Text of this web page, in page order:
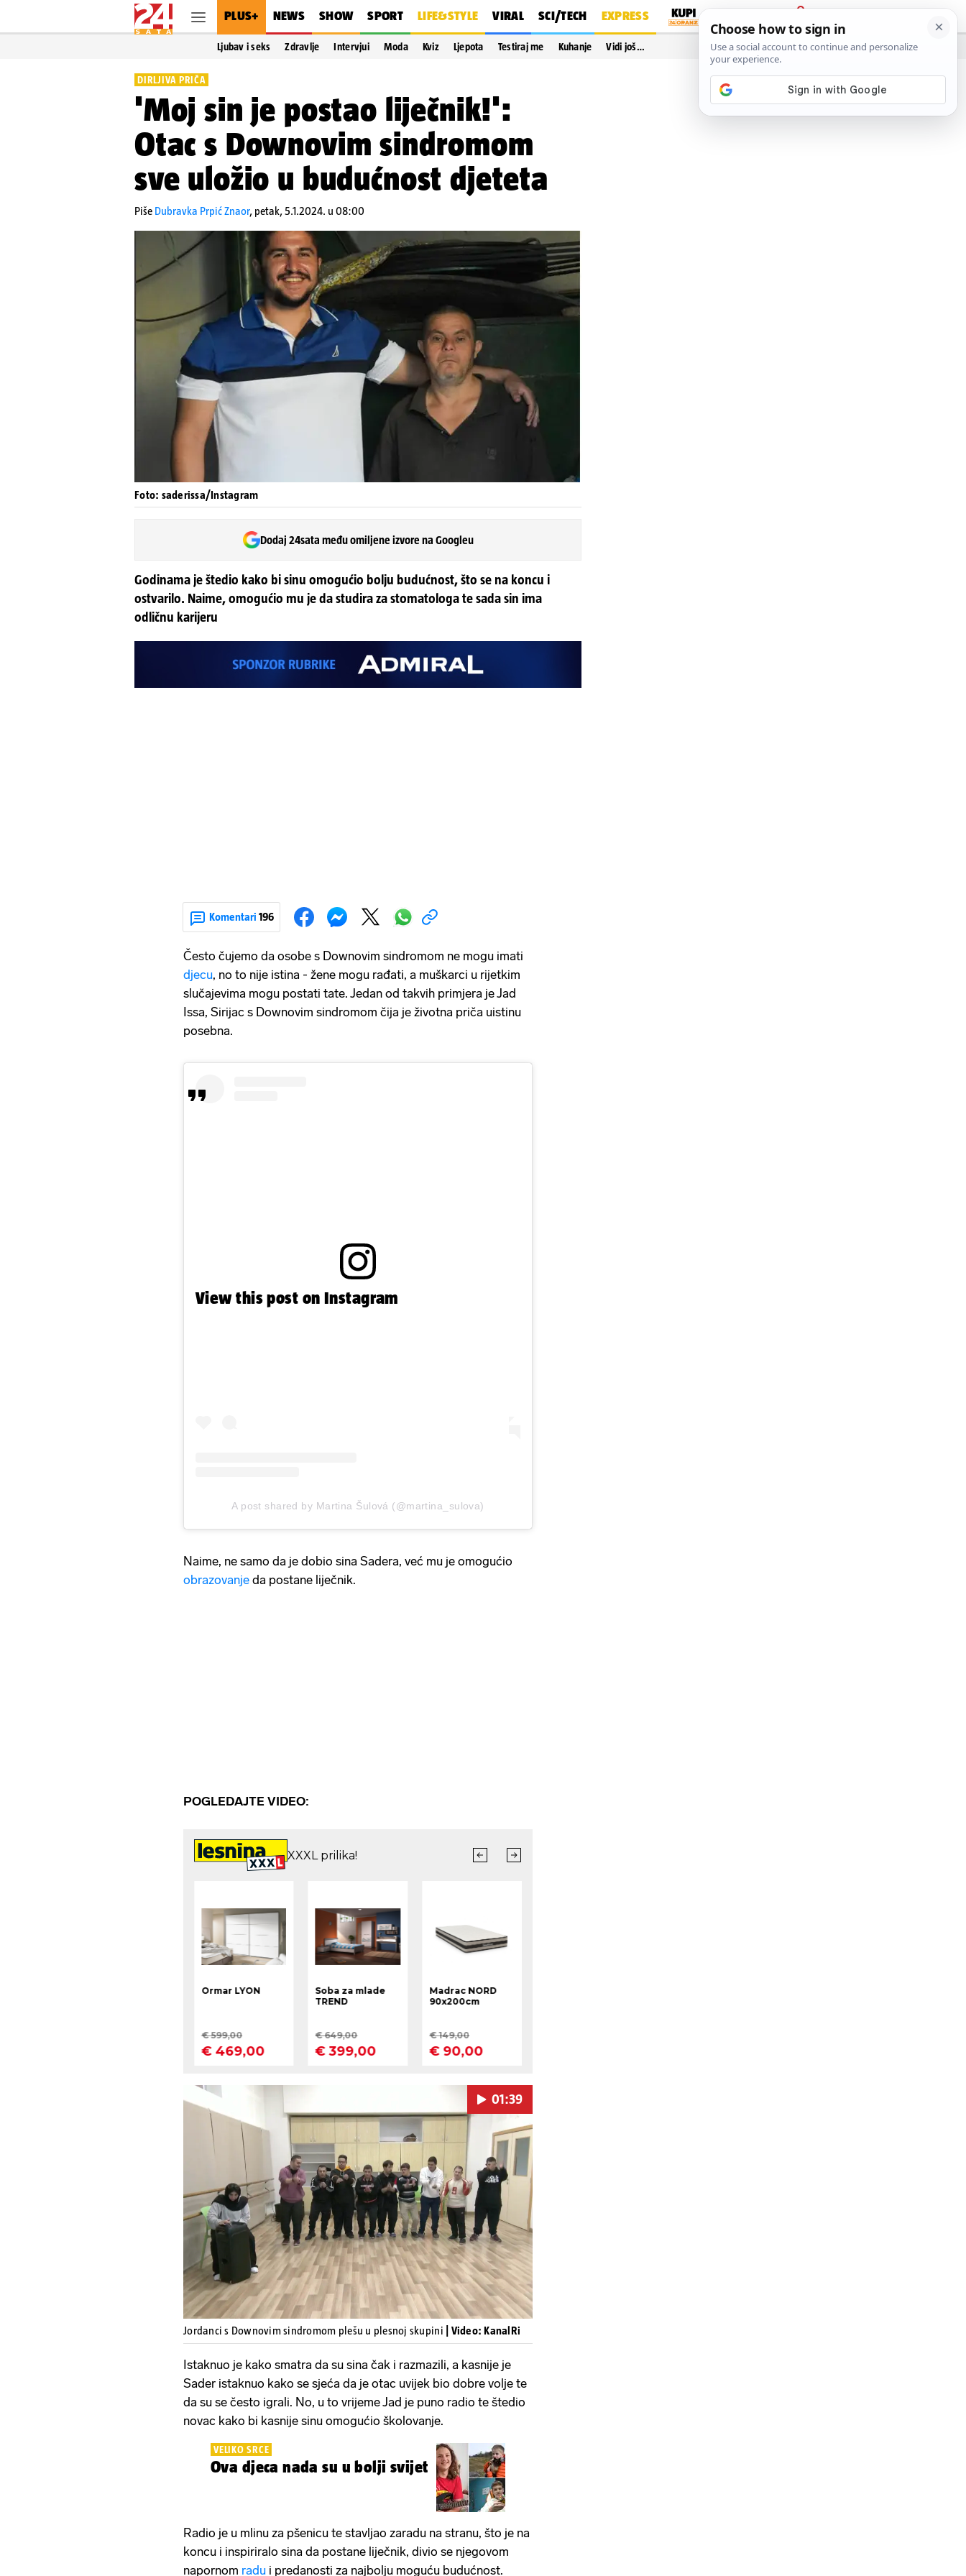
PLUS+ NEWS SHOW SPORT LIFE&STYLE VIRAL SCI/TECH EXPRESS
PRIJAVA
Ljubav i seks Zdravlje Intervjui Moda Kviz Ljepota Testiraj me Kuhanje Vidi još…
DIRLJIVA PRIČA
'Moj sin je postao liječnik!':
Otac s Downovim sindromom
sve uložio u budućnost djeteta
Piše Dubravka Prpić Znaor, petak, 5.1.2024. u 08:00
Foto: saderissa/Instagram
Dodaj 24sata među omiljene izvore na Googleu
Godinama je štedio kako bi sinu omogućio bolju budućnost, što se na koncu i
ostvarilo. Naime, omogućio mu je da studira za stomatologa te sada sin ima
odličnu karijeru
Komentari 196
Često čujemo da osobe s Downovim sindromom ne mogu imati
djecu, no to nije istina - žene mogu rađati, a muškarci u rijetkim
slučajevima mogu postati tate. Jedan od takvih primjera je Jad
Issa, Sirijac s Downovim sindromom čija je životna priča uistinu
posebna.
View this post on Instagram
A post shared by Martina Šulová (@martina_sulova)
Naime, ne samo da je dobio sina Sadera, već mu je omogućio
obrazovanje da postane liječnik.
POGLEDAJTE VIDEO:
Pokretanje videa...
01:39
Jordanci s Downovim sindromom plešu u plesnoj skupini | Video: KanalRi
Istaknuo je kako smatra da su sina čak i razmazili, a kasnije je
Sader istaknuo kako se sjeća da je otac uvijek bio dobre volje te
da su se često igrali. No, u to vrijeme Jad je puno radio te štedio
novac kako bi kasnije sinu omogućio školovanje.
VELIKO SRCE
Ova djeca nada su u bolji svijet
Radio je u mlinu za pšenicu te stavljao zaradu na stranu, što je na
koncu i inspiriralo sina da postane liječnik, divio se njegovom
napornom radu i predanosti za najbolju moguću budućnost.